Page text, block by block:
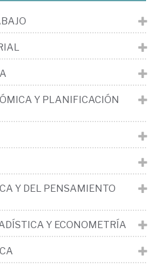
Y PLANIFICACIÓN
Y DEL PENSAMIENTO
Y ECONOMETRÍA